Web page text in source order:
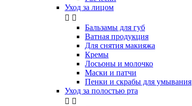
Уход за лицом
 
Бальзамы для губ
Ватная продукция
Для снятия макияжа
Кремы
Лосьоны и молочко
Маски и патчи
Пенки и скрабы для умывания
Уход за полостью рта
 